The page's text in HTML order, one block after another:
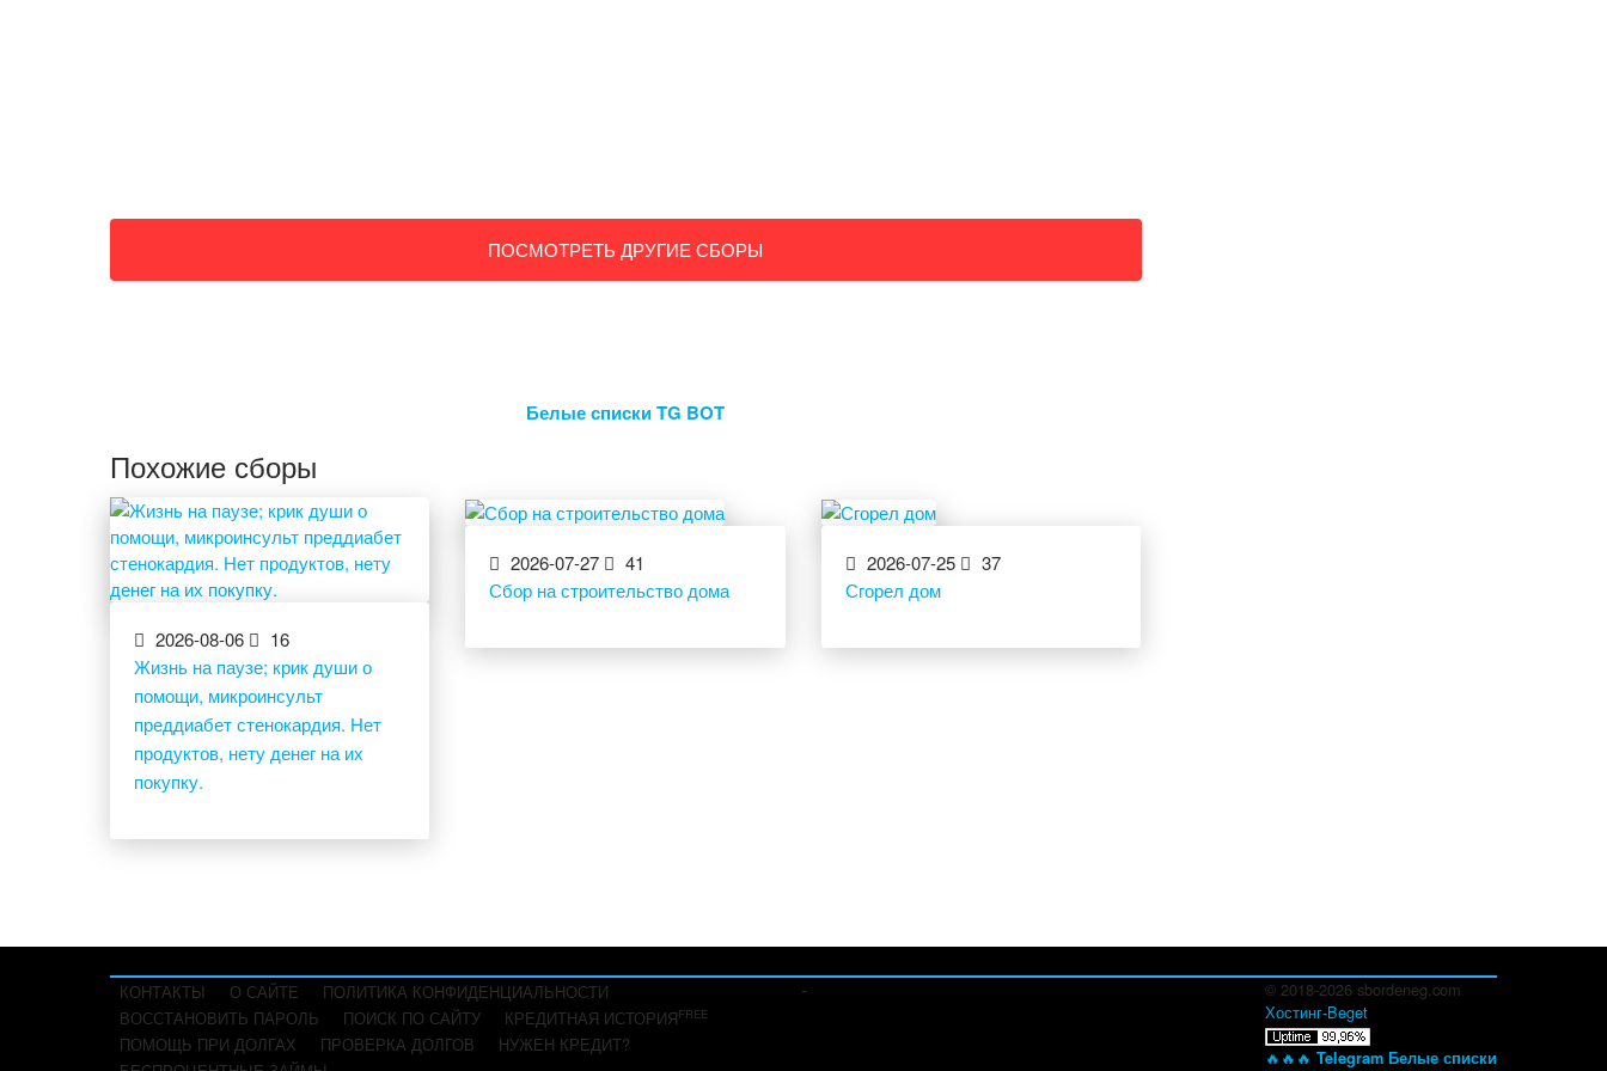
ПОСМОТРЕТЬ ДРУГИЕ СБОРЫ
Белые списки TG BOT
Похожие сборы
2026-08-06
16
Жизнь на паузе; крик души о
помощи, микроинсульт
преддиабет стенокардия. Нет
продуктов, нету денег на их
покупку.
2026-07-27
41
Сбор на строительство дома
2026-07-25
37
Сгорел дом
-
КОНТАКТЫ О САЙТЕ
ПОЛИТИКА КОНФИДЕНЦИАЛЬНОСТИ
ВОССТАНОВИТЬ ПАРОЛЬ
ПОИСК ПО САЙТУ КРЕДИТНАЯ ИСТОРИЯFREE
ПОМОЩЬ ПРИ ДОЛГАХ ПРОВЕРКА ДОЛГОВ
НУЖЕН КРЕДИТ?
© 2018-2026 sbordeneg.com
Хостинг-Beget
🔥🔥🔥 Telegram Белые списки